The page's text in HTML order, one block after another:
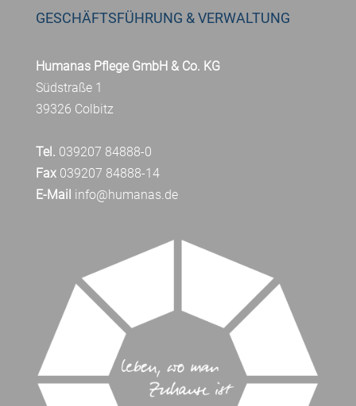
GESCHÄFTSFÜHRUNG & VERWALTUNG
Humanas Pflege GmbH & Co. KG
Südstraße 1
39326 Colbitz
Tel. 039207 84888-0
Fax039207 84888-14
E-Mail info@humanas.de